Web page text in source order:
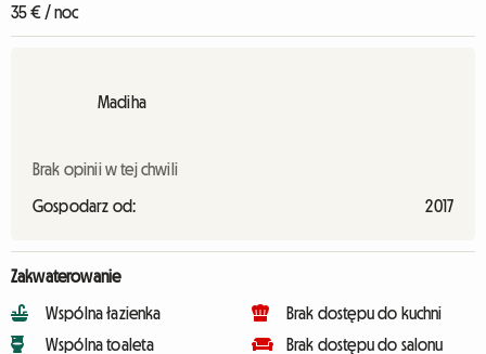
35 € / noc
Madiha
Brak opinii w tej chwili
Gospodarz od: 2017
Zakwaterowanie
Wspólna łazienka
Wspólna toaleta
Brak dostępu do kuchni
Brak dostępu do salonu